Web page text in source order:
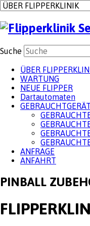
Suche
ÜBER
WARTUNG
NEUE FLIPPER
Dartautomaten
ANFRAGE
ANFAHRT
PINBALL